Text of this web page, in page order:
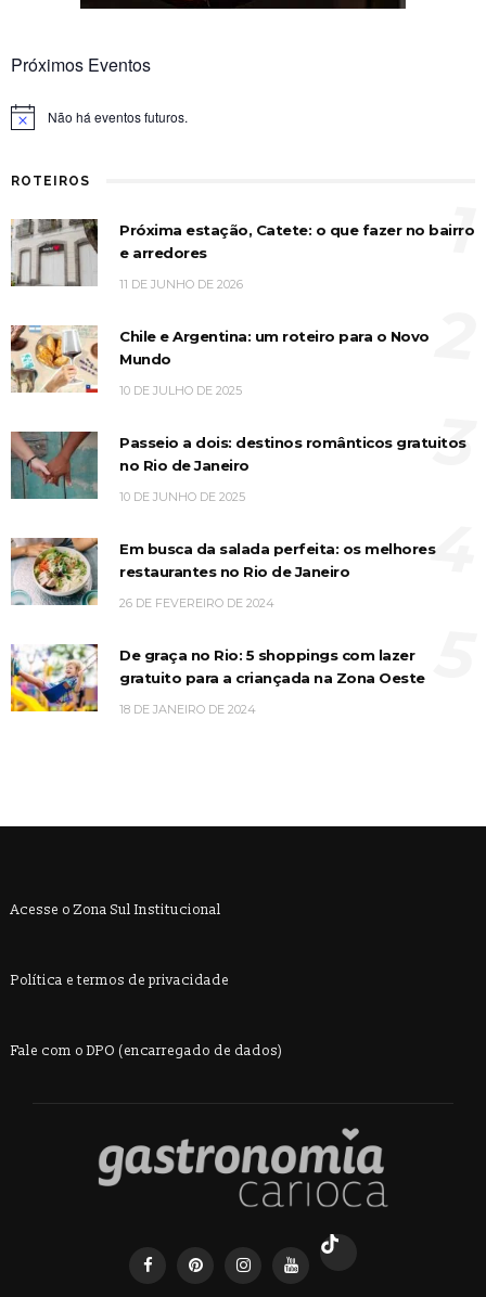
Próximos Eventos
Notice Não há eventos futuros.
ROTEIROS
Próxima estação, Catete: o que fazer no bairro
e arredores
11 DE JUNHO DE 2026
1
Chile e Argentina: um roteiro para o Novo
Mundo
10 DE JULHO DE 2025
Passeio a dois: destinos românticos gratuitos
no Rio de Janeiro
10 DE JUNHO DE 2025
3
Em busca da salada perfeita: os melhores
restaurantes no Rio de Janeiro
26 DE FEVEREIRO DE 2024
4
De graça no Rio: 5 shoppings com lazer
gratuito para a criançada na Zona Oeste
18 DE JANEIRO DE 2024
Acesse o Zona Sul Institucional
Política e termos de privacidade
Fale com o DPO (encarregado de dados)